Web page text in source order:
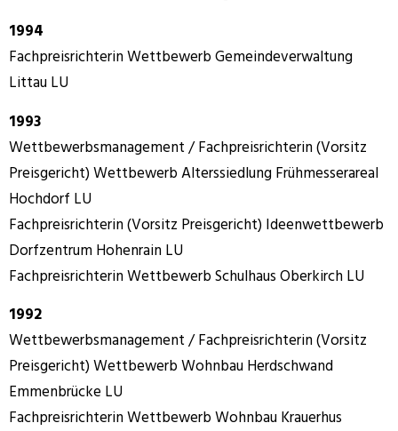
1994
Fachpreisrichterin Wettbewerb Gemeindeverwaltung
Littau LU
1993
Wettbewerbsmanagement / Fachpreisrichterin (Vorsitz
Preisgericht) Wettbewerb Alterssiedlung Frühmesserareal
Hochdorf LU
Fachpreisrichterin (Vorsitz Preisgericht) Ideenwettbewerb
Dorfzentrum Hohenrain LU
Fachpreisrichterin Wettbewerb Schulhaus Oberkirch LU
1992
Wettbewerbsmanagement / Fachpreisrichterin (Vorsitz
Preisgericht) Wettbewerb Wohnbau Herdschwand
Emmenbrücke LU
Fachpreisrichterin Wettbewerb Wohnbau Krauerhus